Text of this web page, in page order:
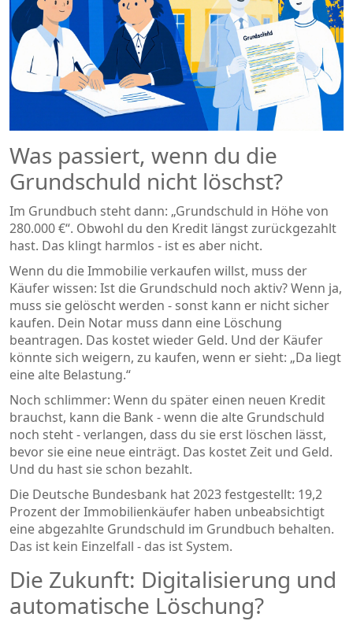
Was passiert, wenn du die
Grundschuld nicht löschst?
Im Grundbuch steht dann: „Grundschuld in Höhe von
280.000 €“. Obwohl du den Kredit längst zurückgezahlt
hast. Das klingt harmlos - ist es aber nicht.
Wenn du die Immobilie verkaufen willst, muss der
Käufer wissen: Ist die Grundschuld noch aktiv? Wenn ja,
muss sie gelöscht werden - sonst kann er nicht sicher
kaufen. Dein Notar muss dann eine Löschung
beantragen. Das kostet wieder Geld. Und der Käufer
könnte sich weigern, zu kaufen, wenn er sieht: „Da liegt
eine alte Belastung.“
Noch schlimmer: Wenn du später einen neuen Kredit
brauchst, kann die Bank - wenn die alte Grundschuld
noch steht - verlangen, dass du sie erst löschen lässt,
bevor sie eine neue einträgt. Das kostet Zeit und Geld.
Und du hast sie schon bezahlt.
Die Deutsche Bundesbank hat 2023 festgestellt: 19,2
Prozent der Immobilienkäufer haben unbeabsichtigt
eine abgezahlte Grundschuld im Grundbuch behalten.
Das ist kein Einzelfall - das ist System.
Die Zukunft: Digitalisierung und
automatische Löschung?